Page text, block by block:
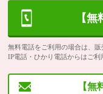
【
無料電話をご利用の場合は、
IP電話・ひかり電話からはご利
【